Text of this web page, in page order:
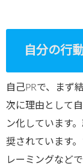
自分の行
自己PRで、まず
次に理由として
ン化しています
奨されています
レーミングなど